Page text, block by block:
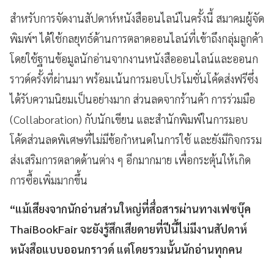
สำหรับการจัดงานสัปดาห์หนังสืออนไลน์ในครั้งนี้ สมาคมผู้จัด
พิมพ์ฯ ได้ใช้กลยุทธ์ด้านการตลาดออนไลน์ที่เข้าถึงกลุ่มลูกค้า
โดยใช้ฐานข้อมูลนักอ่านจากงานหนังสือออนไลน์และออนก
ราวด์ครั้งที่ผ่านมา พร้อมเน้นการมอบโปรโมชั่นโค้ดส่งฟรีซึ่ง
ได้รับความนิยมเป็นอย่างมาก ส่วนลดจากร้านค้า การร่วมมือ
(Collaboration) กับนักเขียน และสำนักพิมพ์ในการมอบ
โค้ดส่วนลดพิเศษที่ไม่มีข้อกำหนดในการใช้ และยังมีกิจกรรม
ส่งเสริมการตลาดด้านต่าง ๆ อีกมากมาย เพื่อกระตุ้นให้เกิด
การซื้อเพิ่มมากขึ้น
“แม้เสียงจากนักอ่านส่วนใหญ่ที่สื่อสารผ่านทางเฟซบุ๊ค
ThaiBookFair จะยังรู้สึกเสียดายที่ปีนี้ไม่มีงานสัปดาห์
หนังสือแบบออนกราวด์ แต่โดยรวมนั้นนักอ่านทุกคน